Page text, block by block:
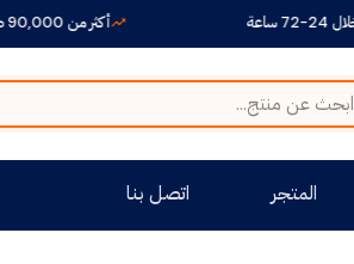
أكثر من 90,000 طلب
المتجر اتصل بنا